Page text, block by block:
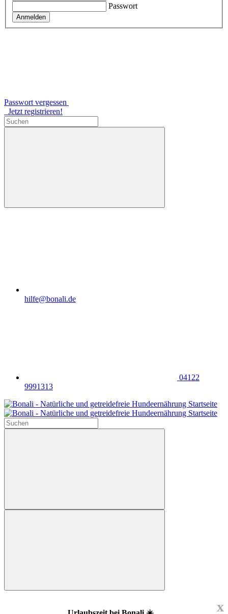
Passwort
Anmelden
Passwort vergessen
Jetzt registrieren!
hilfe@bonali.de
04122
9991313
x